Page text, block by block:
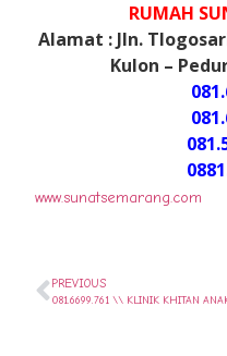
RUMAH
Alamat : Jln.
Kulon –
www.sunatsemarang.com
PREVIOUS